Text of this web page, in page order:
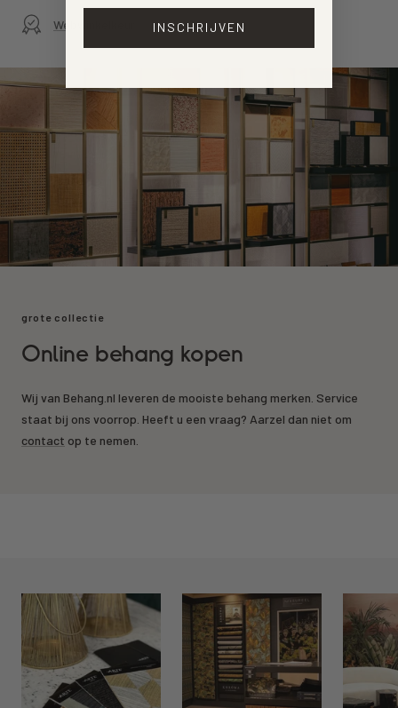
Webwinkelkeur
grote collectie
Online behang kopen
Wij van Behang.nl leveren de mooiste behang merken. Service
staat bij ons voorrop. Heeft u een vraag? Aarzel dan niet om
contact op te nemen.
INSCHRIJVEN